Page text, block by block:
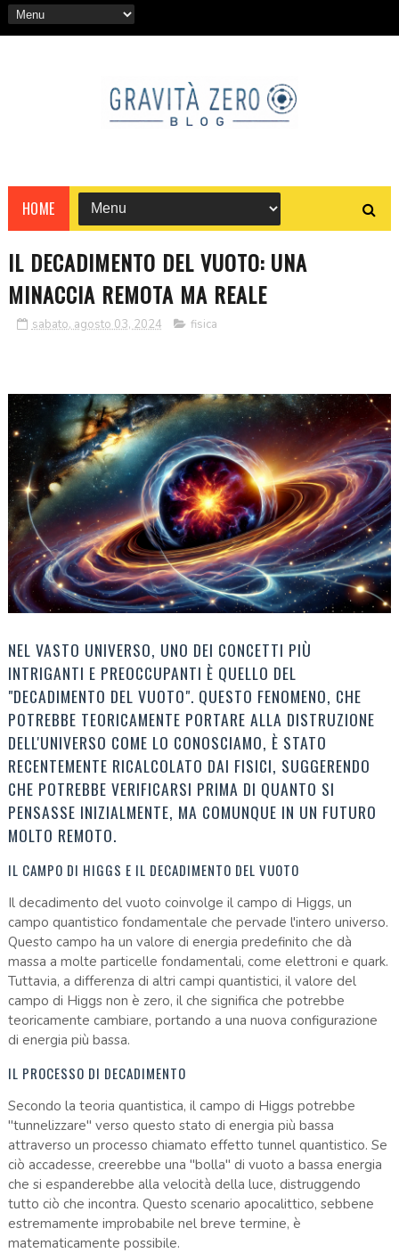
HOME
IL DECADIMENTO DEL VUOTO: UNA
MINACCIA REMOTA MA REALE
sabato, agosto 03, 2024 fisica
NEL VASTO UNIVERSO, UNO DEI CONCETTI PIÙ
INTRIGANTI E PREOCCUPANTI È QUELLO DEL
"DECADIMENTO DEL VUOTO". QUESTO FENOMENO, CHE
POTREBBE TEORICAMENTE PORTARE ALLA DISTRUZIONE
DELL'UNIVERSO COME LO CONOSCIAMO, È STATO
RECENTEMENTE RICALCOLATO DAI FISICI, SUGGERENDO
CHE POTREBBE VERIFICARSI PRIMA DI QUANTO SI
PENSASSE INIZIALMENTE, MA COMUNQUE IN UN FUTURO
MOLTO REMOTO.
IL CAMPO DI HIGGS E IL DECADIMENTO DEL VUOTO
Il decadimento del vuoto coinvolge il campo di Higgs, un
campo quantistico fondamentale che pervade l'intero universo.
Questo campo ha un valore di energia predefinito che dà
massa a molte particelle fondamentali, come elettroni e quark.
Tuttavia, a differenza di altri campi quantistici, il valore del
campo di Higgs non è zero, il che significa che potrebbe
teoricamente cambiare, portando a una nuova configurazione
di energia più bassa.
IL PROCESSO DI DECADIMENTO
Secondo la teoria quantistica, il campo di Higgs potrebbe
"tunnelizzare" verso questo stato di energia più bassa
attraverso un processo chiamato effetto tunnel quantistico. Se
ciò accadesse, creerebbe una "bolla" di vuoto a bassa energia
che si espanderebbe alla velocità della luce, distruggendo
tutto ciò che incontra. Questo scenario apocalittico, sebbene
estremamente improbabile nel breve termine, è
matematicamente possibile.